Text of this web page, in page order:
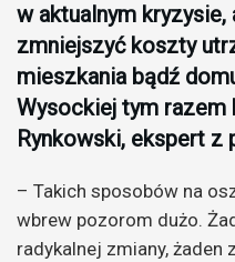
w aktualnym
zmniejszyć koszty
mieszkania bądź
Wysockiej tym razem
Rynkowski, ekspert z
– Takich sposobów na
wbrew pozorom dużo.
radykalnej zmiany, żaden